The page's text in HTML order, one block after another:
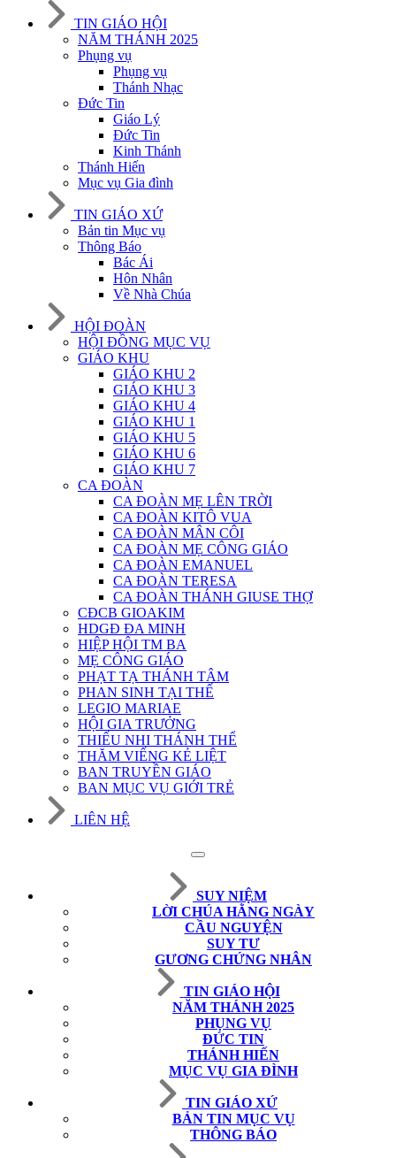
TIN GIÁO HỘI
NĂM THÁNH 2025
Phụng vụ
Phụng vụ
Thánh Nhạc
Đức Tin
Giáo Lý
Đức Tin
Kinh Thánh
Thánh Hiến
Mục vụ Gia đình
TIN GIÁO XỨ
Bản tin Mục vụ
Thông Báo
Bác Ái
Hôn Nhân
Về Nhà Chúa
HỘI ĐOÀN
HỘI ĐỒNG MỤC VỤ
GIÁO KHU
GIÁO KHU 2
GIÁO KHU 3
GIÁO KHU 4
GIÁO KHU 1
GIÁO KHU 5
GIÁO KHU 6
GIÁO KHU 7
CA ĐOÀN
CA ĐOÀN MẸ LÊN TRỜI
CA ĐOÀN KITÔ VUA
CA ĐOÀN MÂN CÔI
CA ĐOÀN MẸ CÔNG GIÁO
CA ĐOÀN EMANUEL
CA ĐOÀN TERESA
CA ĐOÀN THÁNH GIUSE THỢ
CĐCB GIOAKIM
HDGĐ ĐA MINH
HIỆP HỘI TM BA
MẸ CÔNG GIÁO
PHẠT TẠ THÁNH TÂM
PHAN SINH TẠI THẾ
LEGIO MARIAE
HỘI GIA TRƯỞNG
THIẾU NHI THÁNH THỂ
THĂM VIẾNG KẺ LIỆT
BAN TRUYỀN GIÁO
BAN MỤC VỤ GIỚI TRẺ
LIÊN HỆ
SUY NIỆM
LỜI CHÚA HẰNG NGÀY
CẦU NGUYỆN
SUY TƯ
GƯƠNG CHỨNG NHÂN
TIN GIÁO HỘI
NĂM THÁNH 2025
PHỤNG VỤ
ĐỨC TIN
THÁNH HIẾN
MỤC VỤ GIA ĐÌNH
TIN GIÁO XỨ
BẢN TIN MỤC VỤ
THÔNG BÁO